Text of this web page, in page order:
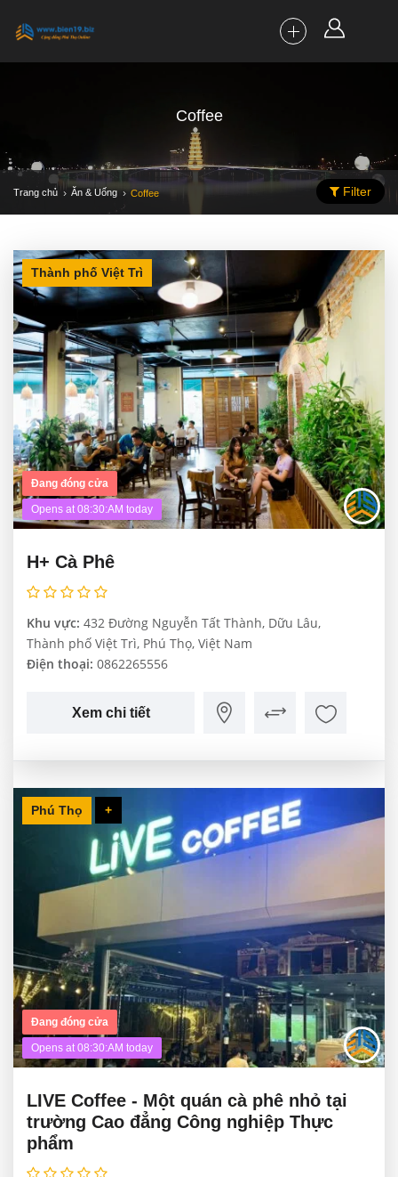
Coffee
Trang chủ Ăn & Uống Coffee Filter
Thành phố Việt Trì
Đang đóng cửa
Opens at 08:30:AM today
H+ Cà Phê
Khu vực: 432 Đường Nguyễn Tất Thành, Dữu Lâu,
Thành phố Việt Trì, Phú Thọ, Việt Nam
Điện thoại: 0862265556
Xem chi tiết
Phú Thọ +
Đang đóng cửa
Opens at 08:30:AM today
LIVE Coffee - Một quán cà phê nhỏ tại
trường Cao đẳng Công nghiệp Thực
phẩm